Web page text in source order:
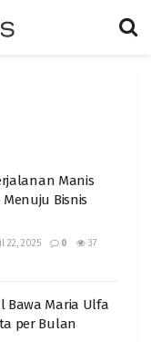
Manis
Bisnis
22, 2025 0 37
Bawa Maria Ulfa
per Bulan